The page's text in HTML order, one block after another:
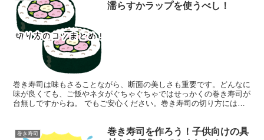
濡らすかラップを使うべし！
巻き寿司は味もさることながら、断面の美しさも重要です。どんなに
味が良くても、ご飯やネタがぐちゃぐちゃではせっかくの巻き寿司が
台無しですからね。 でもご安心ください。巻き寿司の切り方にはち
巻き寿司
巻き寿司を作ろう！子供向けの具